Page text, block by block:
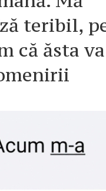
teribil,
că ăsta